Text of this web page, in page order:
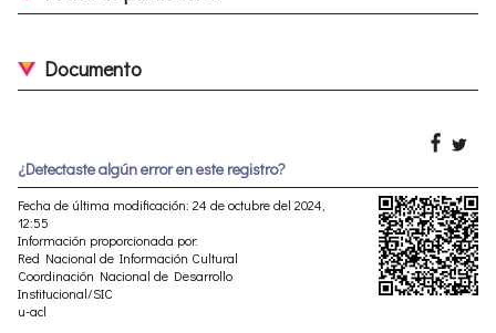
Documento
¿Detectaste algún error en este registro?
Fecha de última modificación: 24 de octubre del 2024,
12:55
Información proporcionada por:
Red Nacional de Información Cultural
Coordinación Nacional de Desarrollo
Institucional/SIC
u-acl